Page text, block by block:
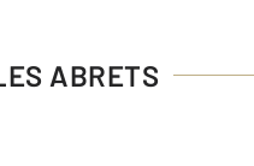
ABRETS